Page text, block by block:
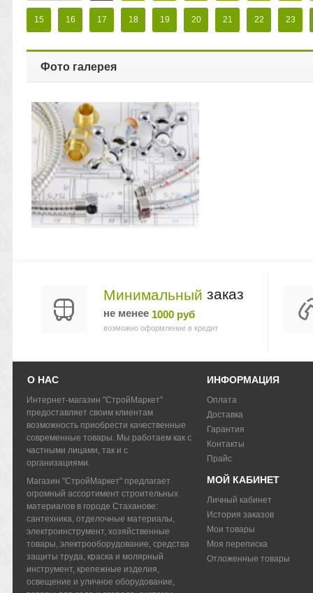
15 16 17 18 19 20 21 22 23
Фото галерея
Минимальный заказ
не менее 1000 руб
возможно оформление в кредит
О НАС
Интернет-магазин "СтройМаркет"
предоставляет своим клиентам
возможность приобрести качественные
современные товары. Мы работаем как с
частными лицами, так и с
организациями.
Магазин "СтройМаркет" предлагает
огромный ассортимент строительных
материалов в городе Стаханове:
сантехника, отделочные материалы,
электроинструмент, хозяйственные
товары, электрооборудование, средства
защиты труда, краска и молярный
инструмент, крепежные изделия,
освещение и уличное оборудование,
ИНФОРМАЦИЯ
Оплата
Доставка
Гарантия
Контакты
Прайс
МОЙ КАБИНЕТ
Личный кабинет
История заказов
Мои товары
Моя переписка
Отложенные товары